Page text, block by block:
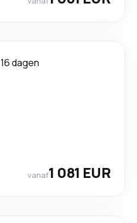
16 dagen
vanaf1 081 EUR